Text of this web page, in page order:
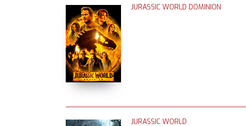
JURASSIC WORLD DOMINION
JURASSIC WORLD